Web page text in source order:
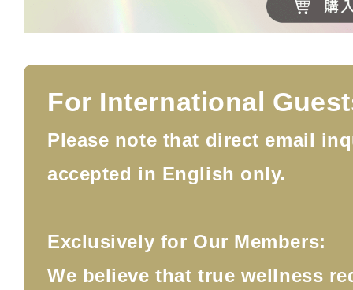
For International
Please note that direct email
accepted in English only.
Exclusively for Our Members:
We believe that true wellness